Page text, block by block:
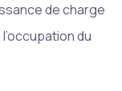
de charge
du